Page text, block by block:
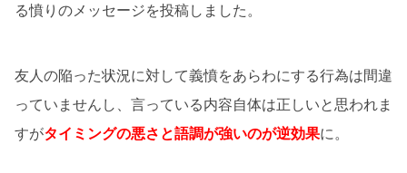
る憤りのメッセージを投稿しました。
友人の陥った状況に対して義憤をあらわにする行為は間違
っていませんし、言っている内容自体は正しいと思われま
すがタイミングの悪さと語調が強いのが逆効果に。